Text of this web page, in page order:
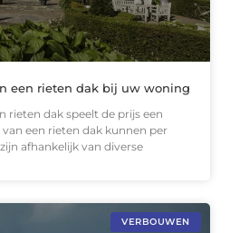
een rieten dak bij uw woning
rieten dak speelt de prijs een
een rieten dak kunnen per
afhankelijk van diverse
VERBOUWEN